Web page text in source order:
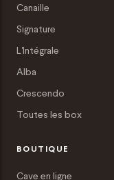
Canaille
Signature
L'Intégrale
Alba
Crescendo
Toutes les box
BOUTIQUE
Cave en ligne